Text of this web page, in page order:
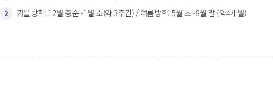
2 겨울방학: 12월 중순~1월 초(약 3주간) / 여름방학: 5월 초~8월 말 (약4개월)